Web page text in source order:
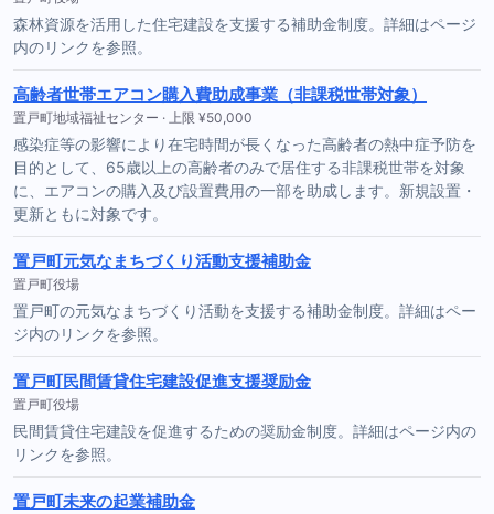
森林資源を活用した住宅建設を支援する補助金制度。詳細はページ
内のリンクを参照。
高齢者世帯エアコン購入費助成事業（非課税世帯対象）
置戸町地域福祉センター · 上限 ¥50,000
感染症等の影響により在宅時間が長くなった高齢者の熱中症予防を
目的として、65歳以上の高齢者のみで居住する非課税世帯を対象
に、エアコンの購入及び設置費用の一部を助成します。新規設置・
更新ともに対象です。
置戸町元気なまちづくり活動支援補助金
置戸町役場
置戸町の元気なまちづくり活動を支援する補助金制度。詳細はペー
ジ内のリンクを参照。
置戸町民間賃貸住宅建設促進支援奨励金
置戸町役場
民間賃貸住宅建設を促進するための奨励金制度。詳細はページ内の
リンクを参照。
置戸町未来の起業補助金